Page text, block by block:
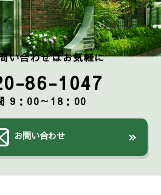
い合わせはお気軽に
86-1047
9：00～18：00
お問い合わせ